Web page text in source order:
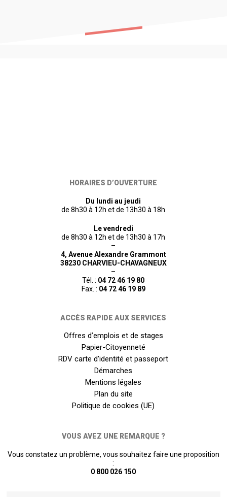
HORAIRES D’OUVERTURE
Du lundi au jeudi
de 8h30 à 12h et de 13h30 à 18h
Le vendredi
de 8h30 à 12h et de 13h30 à 17h
–
4, Avenue Alexandre Grammont
38230 CHARVIEU-CHAVAGNEUX
–
Tél. : 04 72 46 19 80
Fax. : 04 72 46 19 89
ACCÈS RAPIDE AUX SERVICES
Offres d’emplois et de stages
Papier-Citoyenneté
RDV carte d’identité et passeport
Démarches
Mentions légales
Plan du site
Politique de cookies (UE)
VOUS AVEZ UNE REMARQUE ?
Vous constatez un problème, vous souhaitez faire une proposition
:
0 800 026 150